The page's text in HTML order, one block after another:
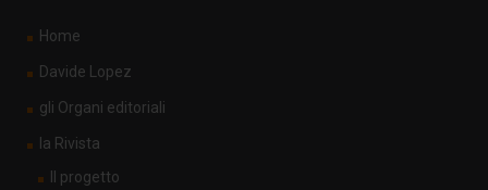
Home
Davide Lopez
gli Organi editoriali
la Rivista
Il progetto